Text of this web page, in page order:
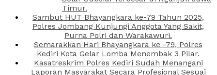
Timur.
Sambut HUT Bhayangkara ke-79 Tahun 2025,
Polres Jombang Kunjungi Anggota Yang Sakit,
Purna Polri dan Warakawuri.
Semarakkan Hari Bhayangkara ke -79, Polres
Kediri Kota Gelar Lomba Menembak 3 Pilar.
Kasatreskrim Polres Kediri Sudah Menangani
Laporan Masyarakat Secara Profesional Sesuai